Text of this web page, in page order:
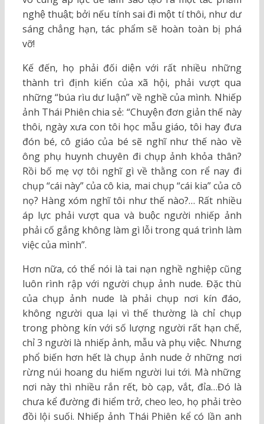
nghệ thuật; bởi nếu tính sai đi một tí thôi, như dư
sáng chẳng hạn, tác phẩm sẽ hoàn toàn bị phá
vỡ!
Kế đến, họ phải đối diện với rất nhiều những
thành trì định kiến của xã hội, phải vượt qua
những “búa rìu dư luận” về nghề của mình. Nhiếp
ảnh Thái Phiên chia sẻ: “Chuyện đơn giản thế này
thôi, ngày xưa con tôi học mẫu giáo, tôi hay đưa
đón bé, cô giáo của bé sẽ nghĩ như thế nào về
ông phụ huynh chuyên đi chụp ảnh khỏa thân?
Rồi bố mẹ vợ tôi nghĩ gì về thằng con rể nay đi
chụp “cái này” của cô kia, mai chụp “cái kia” của cô
nọ? Hàng xóm nghĩ tôi như thế nào?… Rất nhiều
áp lực phải vượt qua và buộc người nhiếp ảnh
phải cố gắng không làm gì lỗi trong quá trình làm
việc của mình”.
Hơn nữa, có thể nói là tai nạn nghề nghiệp cũng
luôn rình rập với người chụp ảnh nude. Đặc thù
của chụp ảnh nude là phải chụp nơi kín đáo,
không người qua lại vì thế thường là chỉ chụp
trong phòng kín với số lượng người rất hạn chế,
chỉ 3 người là nhiếp ảnh, mẫu và phụ việc. Nhưng
phổ biến hơn hết là chụp ảnh nude ở những nơi
rừng núi hoang du hiếm người lui tới. Mà những
nơi này thì nhiều rắn rết, bò cạp, vắt, đỉa…Đó là
chưa kể đường đi hiểm trở, cheo leo, họ phải trèo
đồi lội suối. Nhiếp ảnh Thái Phiên kể có lần anh